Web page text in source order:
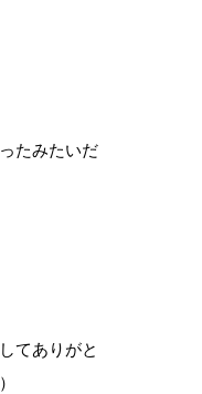
たみたいだ
てありがと